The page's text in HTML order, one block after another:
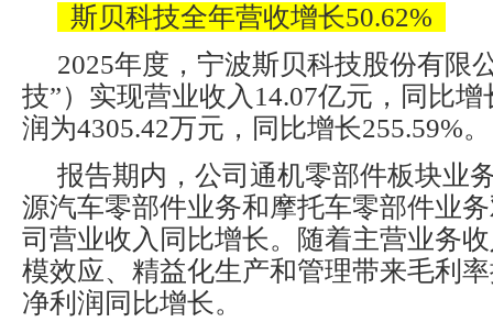
斯贝科技全年营收增长50.62%
2025年度，宁波斯贝科技股份有限
技”）实现营业收入14.07亿元，同比增
润为4305.42万元，同比增长255.59%。
报告期内，公司通机零部件板块业
源汽车零部件业务和摩托车零部件业
司营业收入同比增长。随着主营业务
模效应、精益化生产和管理带来毛利
净利润同比增长。